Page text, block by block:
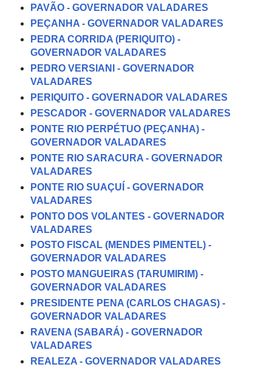
PAVÃO - GOVERNADOR VALADARES
PEÇANHA - GOVERNADOR VALADARES
PEDRA CORRIDA (PERIQUITO) -
GOVERNADOR VALADARES
PEDRO VERSIANI - GOVERNADOR
VALADARES
PERIQUITO - GOVERNADOR VALADARES
PESCADOR - GOVERNADOR VALADARES
PONTE RIO PERPÉTUO (PEÇANHA) -
GOVERNADOR VALADARES
PONTE RIO SARACURA - GOVERNADOR
VALADARES
PONTE RIO SUAÇUÍ - GOVERNADOR
VALADARES
PONTO DOS VOLANTES - GOVERNADOR
VALADARES
POSTO FISCAL (MENDES PIMENTEL) -
GOVERNADOR VALADARES
POSTO MANGUEIRAS (TARUMIRIM) -
GOVERNADOR VALADARES
PRESIDENTE PENA (CARLOS CHAGAS) -
GOVERNADOR VALADARES
RAVENA (SABARÁ) - GOVERNADOR
VALADARES
REALEZA - GOVERNADOR VALADARES